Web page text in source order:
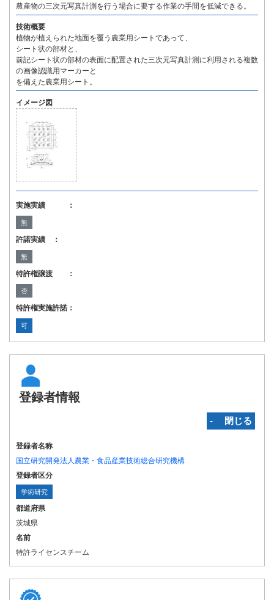
農産物の三次元写真計測を行う場合に要する作業の手間を低減できる。
技術概要
植物が植えられた地面を覆う農業用シートであって、
シート状の部材と、
前記シート状の部材の表面に配置された三次元写真計測に利用される複数
の画像認識用マーカーと
を備えた農業用シート。
イメージ図
実施実績 ：
無
許諾実績 ：
無
特許権譲渡 ：
否
特許権実施許諾：
可
登録者情報
‐ 閉じる
登録者名称
国立研究開発法人農業・食品産業技術総合研究機構
登録者区分
学術研究
都道府県
茨城県
名前
特許ライセンスチーム